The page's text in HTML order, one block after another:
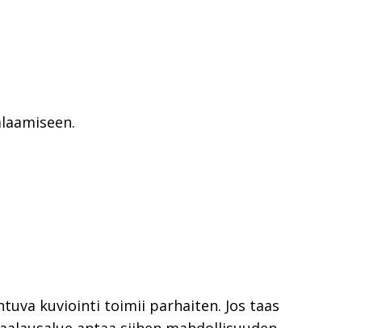
kuviointi toimii parhaiten. Jos taas